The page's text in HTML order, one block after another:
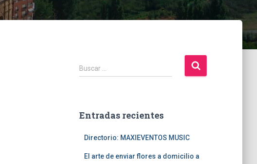
B
u
r
Buscar …
Entradas recientes
Directorio: MAXIEVENTOS MUSIC
El arte de enviar flores a domicilio a